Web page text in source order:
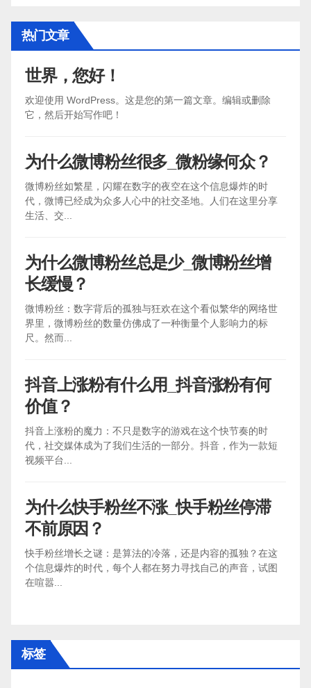
热门文章
世界，您好！
欢迎使用 WordPress。这是您的第一篇文章。编辑或删除
它，然后开始写作吧！
为什么微博粉丝很多_微粉缘何众？
微博粉丝如繁星，闪耀在数字的夜空在这个信息爆炸的时
代，微博已经成为众多人心中的社交圣地。人们在这里分享
生活、交...
为什么微博粉丝总是少_微博粉丝增
长缓慢？
微博粉丝：数字背后的孤独与狂欢在这个看似繁华的网络世
界里，微博粉丝的数量仿佛成了一种衡量个人影响力的标
尺。然而...
抖音上涨粉有什么用_抖音涨粉有何
价值？
抖音上涨粉的魔力：不只是数字的游戏在这个快节奏的时
代，社交媒体成为了我们生活的一部分。抖音，作为一款短
视频平台...
为什么快手粉丝不涨_快手粉丝停滞
不前原因？
快手粉丝增长之谜：是算法的冷落，还是内容的孤独？在这
个信息爆炸的时代，每个人都在努力寻找自己的声音，试图
在喧嚣...
标签